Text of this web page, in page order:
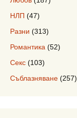
НЛП (47)
Разни (313)
Романтика (52)
Секс (103)
Съблазняване (257)